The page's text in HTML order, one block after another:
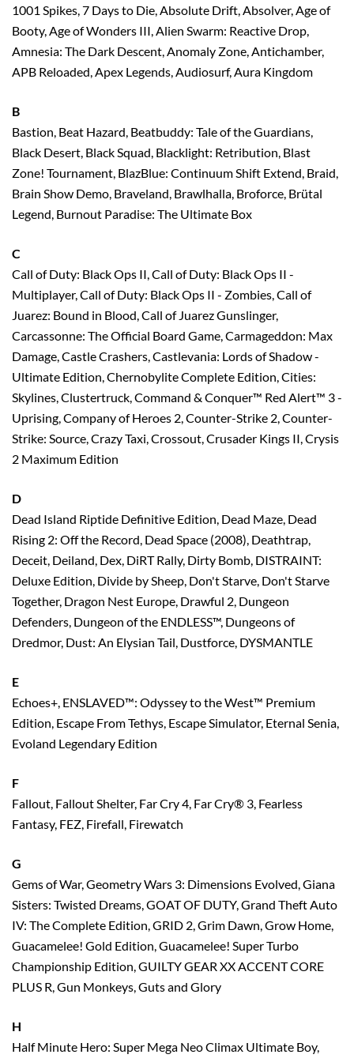
1001 Spikes, 7 Days to Die, Absolute Drift, Absolver, Age of
Booty, Age of Wonders III, Alien Swarm: Reactive Drop,
Amnesia: The Dark Descent, Anomaly Zone, Antichamber,
APB Reloaded, Apex Legends, Audiosurf, Aura Kingdom
B
Bastion, Beat Hazard, Beatbuddy: Tale of the Guardians,
Black Desert, Black Squad, Blacklight: Retribution, Blast
Zone! Tournament, BlazBlue: Continuum Shift Extend, Braid,
Brain Show Demo, Braveland, Brawlhalla, Broforce, Brütal
Legend, Burnout Paradise: The Ultimate Box
C
Call of Duty: Black Ops II, Call of Duty: Black Ops II -
Multiplayer, Call of Duty: Black Ops II - Zombies, Call of
Juarez: Bound in Blood, Call of Juarez Gunslinger,
Carcassonne: The Official Board Game, Carmageddon: Max
Damage, Castle Crashers, Castlevania: Lords of Shadow -
Ultimate Edition, Chernobylite Complete Edition, Cities:
Skylines, Clustertruck, Command & Conquer™ Red Alert™ 3 -
Uprising, Company of Heroes 2, Counter-Strike 2, Counter-
Strike: Source, Crazy Taxi, Crossout, Crusader Kings II, Crysis
2 Maximum Edition
D
Dead Island Riptide Definitive Edition, Dead Maze, Dead
Rising 2: Off the Record, Dead Space (2008), Deathtrap,
Deceit, Deiland, Dex, DiRT Rally, Dirty Bomb, DISTRAINT:
Deluxe Edition, Divide by Sheep, Don't Starve, Don't Starve
Together, Dragon Nest Europe, Drawful 2, Dungeon
Defenders, Dungeon of the ENDLESS™, Dungeons of
Dredmor, Dust: An Elysian Tail, Dustforce, DYSMANTLE
E
Echoes+, ENSLAVED™: Odyssey to the West™ Premium
Edition, Escape From Tethys, Escape Simulator, Eternal Senia,
Evoland Legendary Edition
F
Fallout, Fallout Shelter, Far Cry 4, Far Cry® 3, Fearless
Fantasy, FEZ, Firefall, Firewatch
G
Gems of War, Geometry Wars 3: Dimensions Evolved, Giana
Sisters: Twisted Dreams, GOAT OF DUTY, Grand Theft Auto
IV: The Complete Edition, GRID 2, Grim Dawn, Grow Home,
Guacamelee! Gold Edition, Guacamelee! Super Turbo
Championship Edition, GUILTY GEAR XX ACCENT CORE
PLUS R, Gun Monkeys, Guts and Glory
H
Half Minute Hero: Super Mega Neo Climax Ultimate Boy,